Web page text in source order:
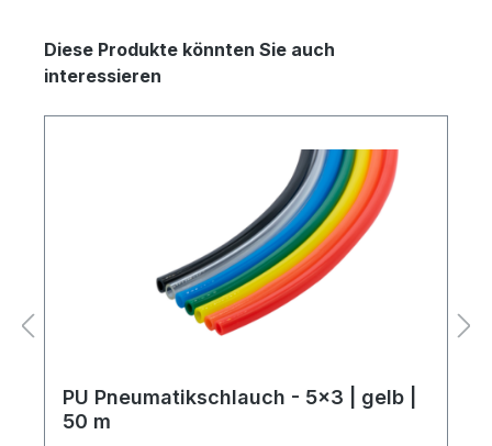
Produktgalerie überspringen
Diese Produkte könnten Sie auch
interessieren
PU Pneumatikschlauch - 5x3 | gelb |
50 m